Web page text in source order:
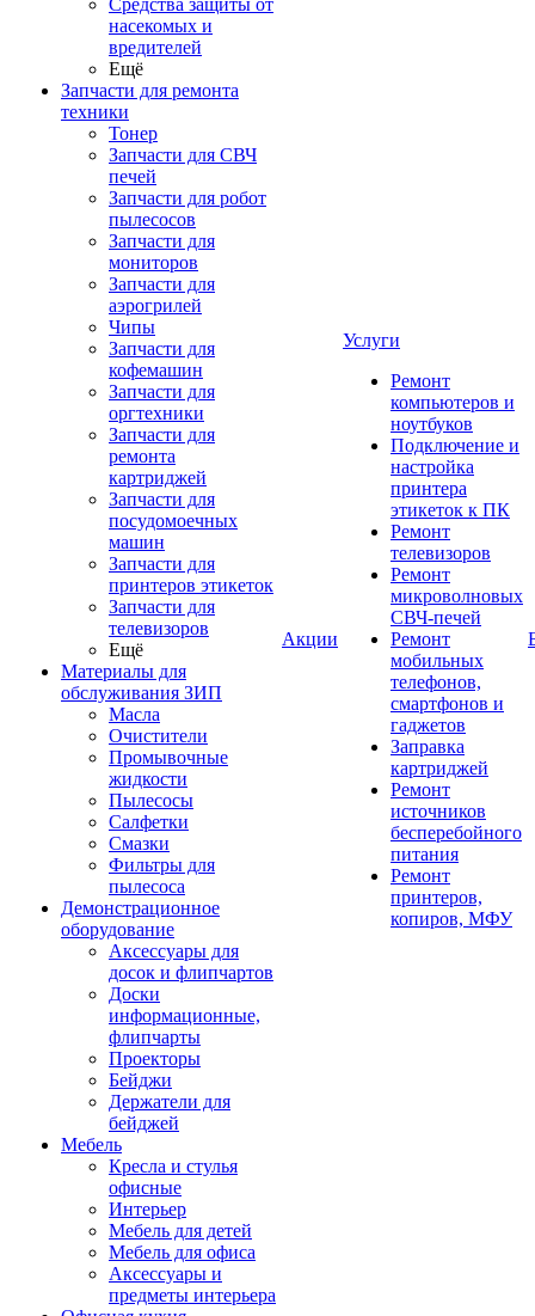
Средства защиты от
насекомых и
вредителей
Ещё
Запчасти для ремонта
техники
Тонер
Запчасти для СВЧ
печей
Запчасти для робот
пылесосов
Запчасти для
мониторов
Запчасти для
аэрогрилей
Чипы
Запчасти для
кофемашин
Запчасти для
оргтехники
Запчасти для
ремонта
картриджей
Запчасти для
посудомоечных
машин
Запчасти для
принтеров этикеток
Запчасти для
телевизоров
Ещё
Материалы для
обслуживания ЗИП
Масла
Очистители
Промывочные
жидкости
Пылесосы
Салфетки
Смазки
Фильтры для
пылесоса
Демонстрационное
оборудование
Аксессуары для
досок и флипчартов
Доски
информационные,
флипчарты
Проекторы
Бейджи
Держатели для
бейджей
Мебель
Кресла и стулья
офисные
Интерьер
Мебель для детей
Мебель для офиса
Аксессуары и
предметы интерьера
Акции
Услуги
Ремонт
компьютеров и
ноутбуков
Подключение и
настройка
принтера
этикеток к ПК
Ремонт
телевизоров
Ремонт
микроволновых
СВЧ-печей
Ремонт
мобильных
телефонов,
смартфонов и
гаджетов
Заправка
картриджей
Ремонт
источников
бесперебойного
питания
Ремонт
принтеров,
копиров, МФУ